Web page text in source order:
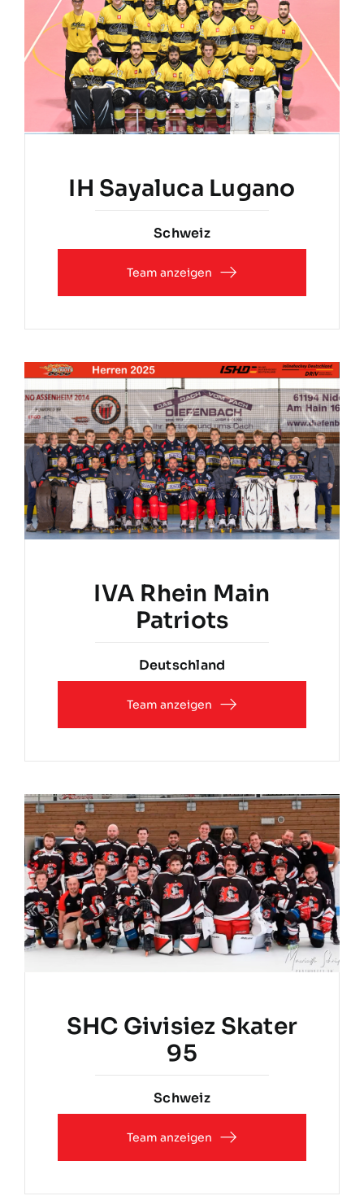
IH Sayaluca Lugano
Schweiz
Team anzeigen
IVA Rhein Main
Patriots
Deutschland
Team anzeigen
SHC Givisiez Skater
95
Schweiz
Team anzeigen